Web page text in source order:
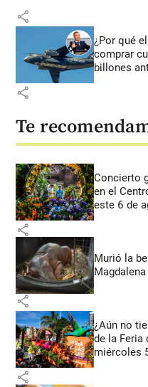
share
¿Por qué
comprar
billones
share
Te
Concierto
en el
este 6 de
share
Murió la
share
¿Aún no
de la Feria
miércoles
share